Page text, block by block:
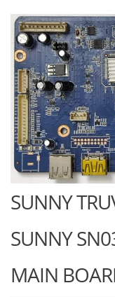
SUNNY
SUNNY
MAIN